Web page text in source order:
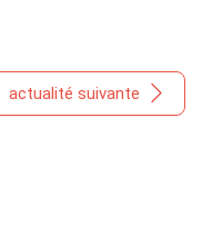
actualité suivante